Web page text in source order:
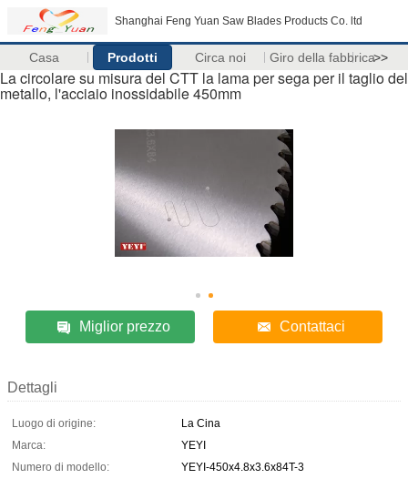
Shanghai Feng Yuan Saw Blades Products Co. ltd
Casa Prodotti Circa noi Giro della fabbrica>>
La circolare su misura del CTT la lama per sega per il taglio del
metallo, l'acciaio inossidabile 450mm
Miglior prezzo Contattaci
Dettagli
Luogo di origine:
La Cina
Marca:
YEYI
Numero di modello:
YEYI-450x4.8x3.6x84T-3